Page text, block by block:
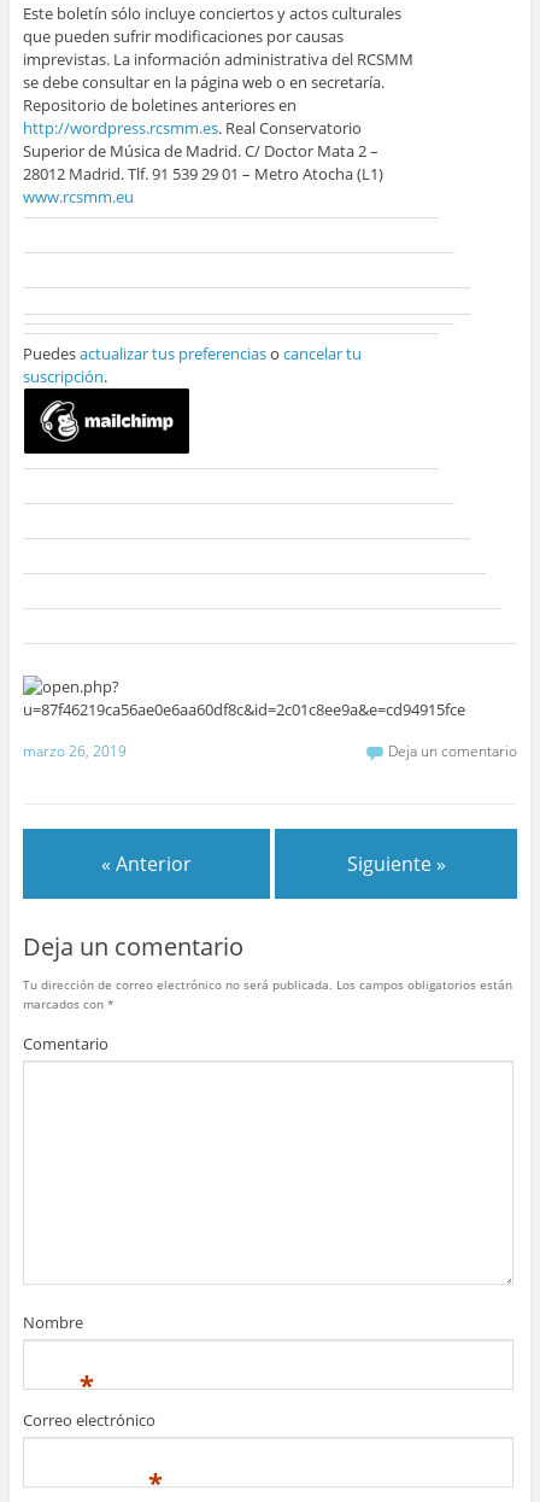
Este boletín sólo incluye conciertos y actos culturales
que pueden sufrir modificaciones por causas
imprevistas. La información administrativa del RCSMM
se debe consultar en la página web o en secretaría.
Repositorio de boletines anteriores en
http://wordpress.rcsmm.es. Real Conservatorio
Superior de Música de Madrid. C/ Doctor Mata 2 –
28012 Madrid. Tlf. 91 539 29 01 – Metro Atocha (L1)
www.rcsmm.eu
Puedesactualizar tus preferenciaso cancelar tu
suscripción.
marzo 26, 2019 Deja un comentario
« Anterior Siguiente »
Deja un comentario
Tu dirección de correo electrónico no será publicada. Los campos obligatorios están
marcados con *
Comentario
Nombre
*
Correo electrónico
*